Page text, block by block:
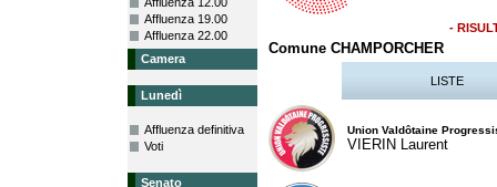
Affluenza 19.00
Affluenza 22.00
Camera
Lunedì
Affluenza definitiva
Voti
Senato
-
Comune CHAMPORCHER
LISTE
Union Valdôtaine
VIERIN Laurent